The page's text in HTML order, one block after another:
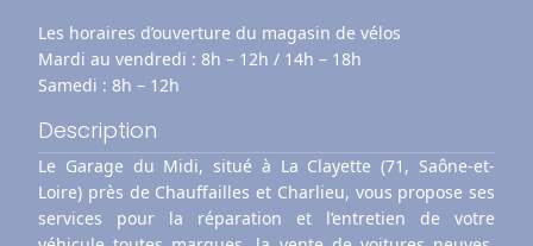
Les horaires d’ouverture du magasin de vélos
Mardi au vendredi : 8h – 12h / 14h – 18h
Samedi : 8h – 12h
Description
Le Garage du Midi, situé à La Clayette (71, Saône-et-
Loire) près de Chauffailles et Charlieu, vous propose ses
services pour la réparation et l’entretien de votre